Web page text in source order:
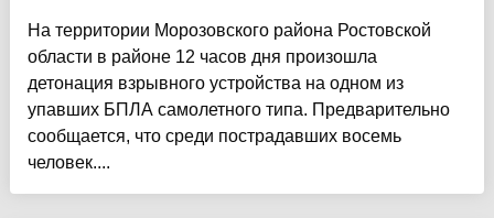
На территории Морозовского района Ростовской
области в районе 12 часов дня произошла
детонация взрывного устройства на одном из
упавших БПЛА самолетного типа. Предварительно
сообщается, что среди пострадавших восемь
человек....